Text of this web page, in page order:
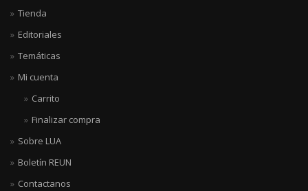
Tienda
Editoriales
Temáticas
Mi cuenta
Carrito
Finalizar compra
Sobre LUA
Boletín REUN
Contactanos